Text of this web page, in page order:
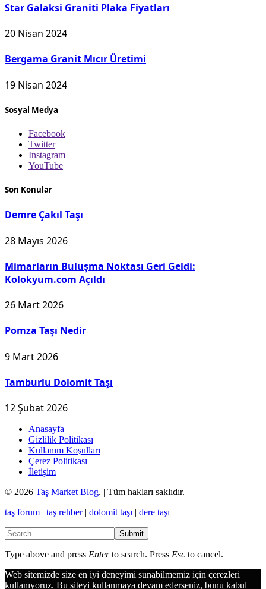
Star Galaksi Graniti Plaka Fiyatları
20 Nisan 2024
Bergama Granit Mıcır Üretimi
19 Nisan 2024
Sosyal Medya
Facebook
Twitter
Instagram
YouTube
Son Konular
Demre Çakıl Taşı
28 Mayıs 2026
Mimarların Buluşma Noktası Geri Geldi:
Kolokyum.com Açıldı
26 Mart 2026
Pomza Taşı Nedir
9 Mart 2026
Tamburlu Dolomit Taşı
12 Şubat 2026
Anasayfa
Gizlilik Politikası
Kullanım Koşulları
Çerez Politikası
İletişim
© 2026 Taş Market Blog. | Tüm hakları saklıdır.
taş forum | taş rehber| dolomit taşı | dere taşı
Submit
Type above and press Enterto search. Press Esc to cancel.
Web sitemizde size en iyi deneyimi sunabilmemiz için çerezleri
kullanıyoruz. Bu siteyi kullanmaya devam ederseniz, bunu kabul